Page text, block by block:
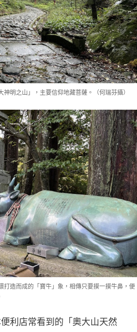
明之山」，主要信仰地藏菩薩。（何瑞芬攝）
打造而成的「寶牛」象，相傳只要摸一摸牛鼻，便
利店常看到的「奧大山天然